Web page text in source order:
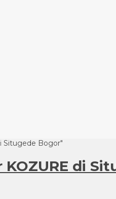
Situgede Bogor"
di